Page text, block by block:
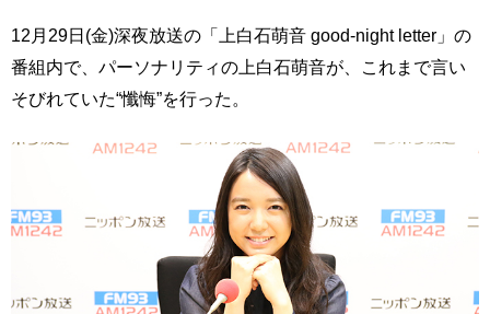
12月29日(金)深夜放送の「上白石萌音 good-night letter」の
番組内で、パーソナリティの上白石萌音が、これまで言い
そびれていた“懺悔”を行った。